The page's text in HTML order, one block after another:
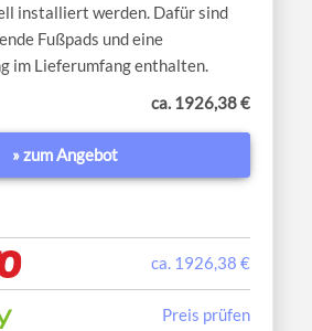
installiert werden. Dafür sind
Fußpads und eine
im Lieferumfang enthalten.
ca. 1926,38 €
» zum Angebot
ca. 1926,38 €
Preis prüfen